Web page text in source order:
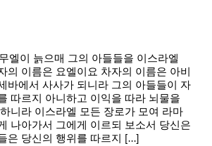
엘이 늙으매 그의 아들들을 이스라엘
의 이름은 요엘이요 차자의 이름은 아비
바에서 사사가 되니라 그의 아들들이 자
따르지 아니하고 이익을 따라 뇌물을
니라 이스라엘 모든 장로가 모여 라마
나아가서 그에게 이르되 보소서 당신은
은 당신의 행위를 따르지 [...]